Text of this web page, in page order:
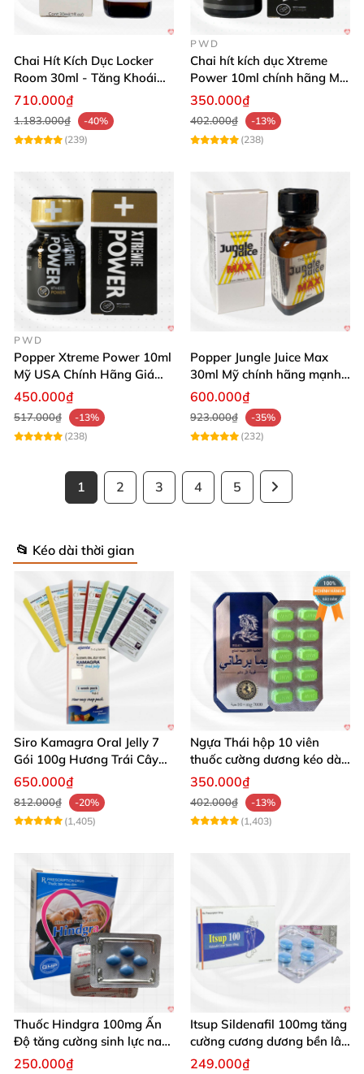
Chai Hít Kích Dục Locker
Room 30ml - Tăng Khoái
Cảm Đỉnh Cao
710.000₫
1.183.000₫
-40%
(239)
PWD
Chai hít kích dục Xtreme
Power 10ml chính hãng Mỹ
USA PWD
350.000₫
402.000₫
-13%
(238)
PWD
Popper Xtreme Power 10ml
Mỹ USA Chính Hãng Giá
Tốt Mua Ngay
450.000₫
517.000₫
-13%
(238)
Popper Jungle Juice Max
30ml Mỹ chính hãng mạnh
kích thích phê
600.000₫
923.000₫
-35%
(232)
1 2 3 4 5
📂 Kéo dài thời gian
Siro Kamagra Oral Jelly 7
Gói 100g Hương Trái Cây
Tăng Cường Sinh Lý Nam
650.000₫
812.000₫
-20%
(1,405)
Ngựa Thái hộp 10 viên
thuốc cường dương kéo dài
cực mạnh
350.000₫
402.000₫
-13%
(1,403)
Thuốc Hindgra 100mg Ấn
Độ tăng cường sinh lực nam
chống xuất tinh sớm
250.000₫
Itsup Sildenafil 100mg tăng
cường cương dương bền lâu
nam
249.000₫